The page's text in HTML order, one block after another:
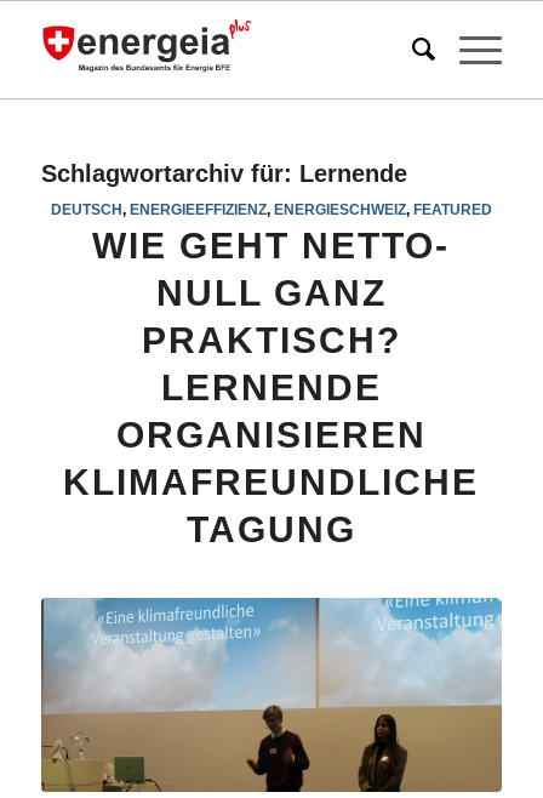
Schlagwortarchiv für: Lernende
DEUTSCH, ENERGIEEFFIZIENZ, ENERGIESCHWEIZ, FEATURED
WIE GEHT NETTO-
NULL GANZ
PRAKTISCH?
LERNENDE
ORGANISIEREN
KLIMAFREUNDLICHE
TAGUNG